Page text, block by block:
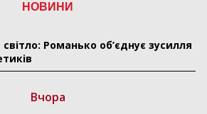
НОВИНИ
світло: Романько об’єднує зусилля
Вчора